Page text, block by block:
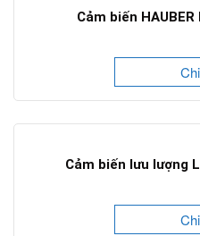
Cảm biến
Cảm biến lưu lượng